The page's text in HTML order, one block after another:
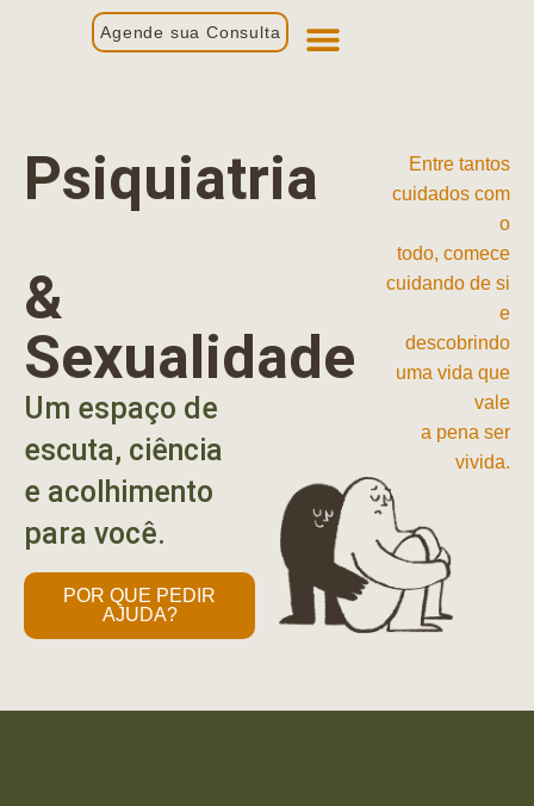
Agende sua Consulta
Psiquiatria
&
Sexualidade
Um espaço de
escuta, ciência
e acolhimento
para você.
POR QUE PEDIR
AJUDA?
Entre tantos
cuidados com
o
todo, comece
cuidando de si
e
descobrindo
uma vida que
vale
a pena ser
vivida.